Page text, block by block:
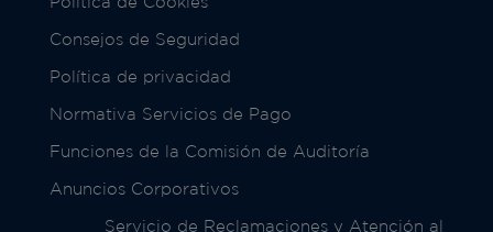
Consejos de Seguridad
Política de privacidad
Normativa Servicios de Pago
Funciones de la Comisión de Auditoría
Anuncios Corporativos
Servicio de Reclamaciones y Atención al